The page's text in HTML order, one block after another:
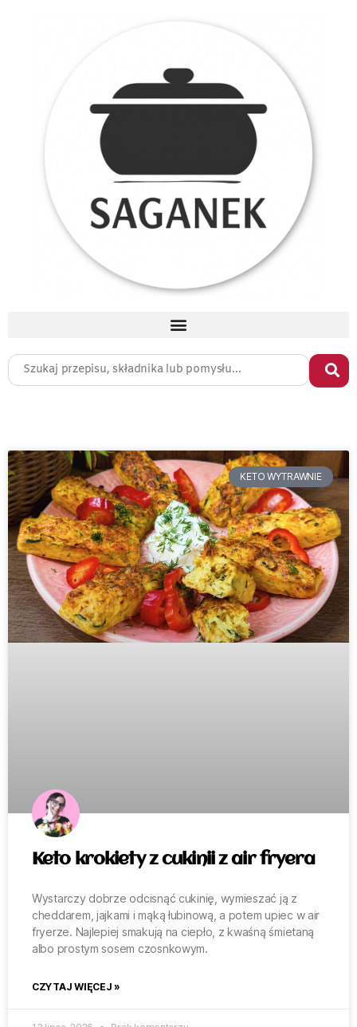
KETO WYTRAWNIE
Keto krokiety z cukinii z air fryera
Wystarczy dobrze odcisnąć cukinię, wymieszać ją z
cheddarem, jajkami i mąką łubinową, a potem upiec w air
fryerze. Najlepiej smakują na ciepło, z kwaśną śmietaną
albo prostym sosem czosnkowym.
CZYTAJ WIĘCEJ »